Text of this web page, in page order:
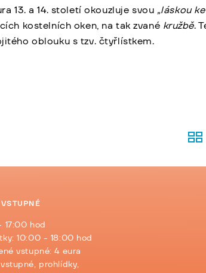
13. a 14. století okouzluje svou „láskou
kostelních oken, na tak zvané kružbě.
oblouku s tzv. čtyřlístkem.
hod
10:00 - 18:00 hod
vstupné: 4 eura
prohlídky,